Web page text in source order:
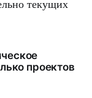
текущих
проектов